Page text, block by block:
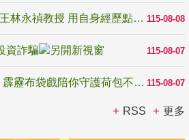
115-08-08
教育家人物典範 發明大王林永禎教授 用自身經歷點亮學生的路
115-08-07
資詐騙
115-08-07
反詐騙宣導_防詐有道，霹靂布袋戲陪你守護荷包不受騙
RSS 更多